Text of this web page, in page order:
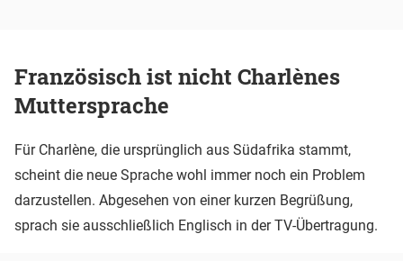
Französisch ist nicht Charlènes
Muttersprache
Für Charlène, die ursprünglich aus Südafrika stammt,
scheint die neue Sprache wohl immer noch ein Problem
darzustellen. Abgesehen von einer kurzen Begrüßung,
sprach sie ausschließlich Englisch in der TV-Übertragung.